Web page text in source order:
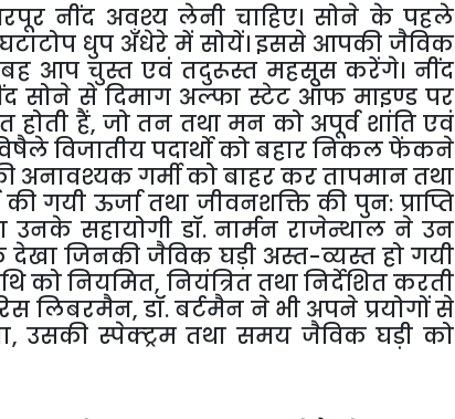
नींद अवश्य लेनी चाहिए। सोने के पहले
धुप अँधेरे में सोयें। इससे आपकी जैविक
आप चुस्त एवं तदुरूस्त महसूस करेंगे। नींद
सोने से दिमाग अल्फा स्टेट ऑफ माइण्ड पर
होती हैं, जो तन तथा मन को अपूर्व शांति एवं
विषैले विजातीय पदार्थो को बहार निकल फेंकने
अनावश्यक गर्मी को बाहर कर तापमान तथा
गयी ऊर्जा तथा जीवनशक्ति की पुन: प्राप्ति
उनके सहायोगी डॉ. नार्मन राजेन्थाल ने उन
देखा जिनकी जैविक घड़ी अस्त-व्यस्त हो गयी
को नियमित, नियंत्रित तथा निर्देशित करती
लिबरमैन, डॉ. बर्टमैन ने भी अपने प्रयोगों से
,उसकी स्पेक्ट्रम तथा समय जैविक घड़ी को